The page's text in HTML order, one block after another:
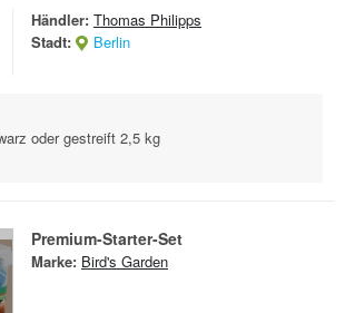
Händler: Thomas Philipps
Stadt:
Berlin
oder gestreift 2,5 kg
Premium-Starter-Set
Marke: Bird's Garden